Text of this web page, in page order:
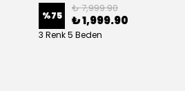
%75
₺ 7,999.90
₺ 1,999.90
3 Renk 5 Beden